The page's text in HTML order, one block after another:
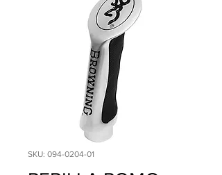
SKU: 094-0204-01